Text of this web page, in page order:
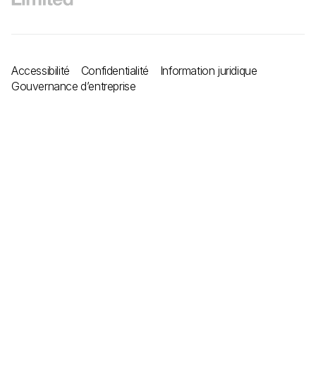
Accessibilité Confidentialité
Information juridique
Gouvernance d’entreprise